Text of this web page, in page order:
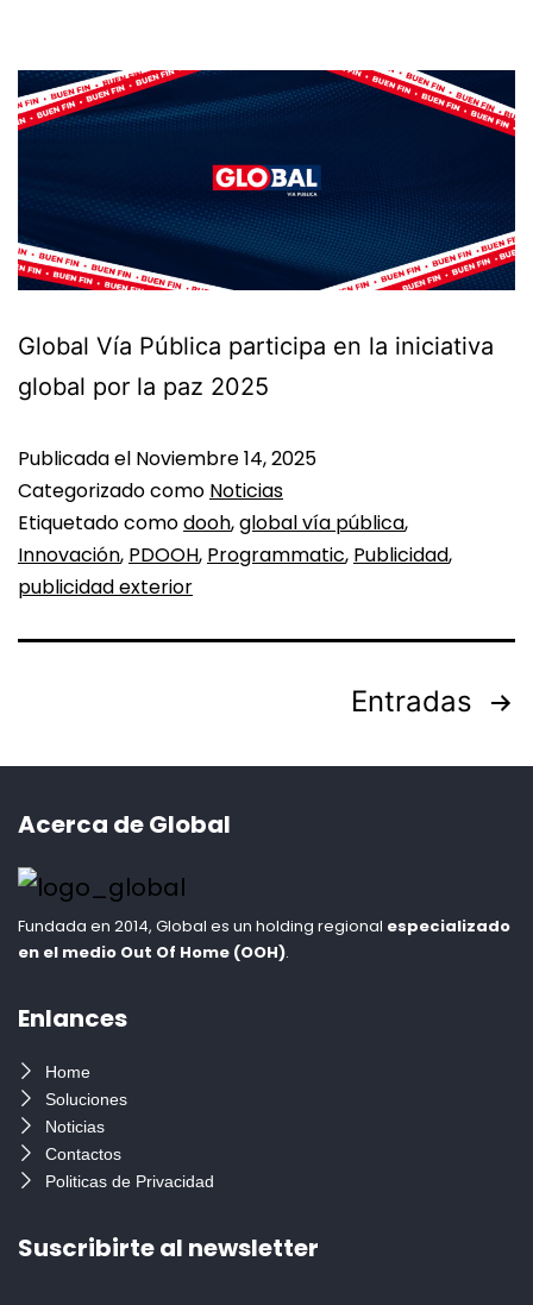
Global Vía Pública participa en la iniciativa
global por la paz 2025
Publicada el Noviembre 14, 2025
Categorizado como Noticias
Etiquetado comodooh,global vía pública,
Innovación, PDOOH, Programmatic, Publicidad,
publicidad exterior
Entradas
Acerca de Global
Fundada en 2014, Global es un holding regional especializado
en el medio Out Of Home (OOH).
Enlances
Home
Soluciones
Noticias
Contactos
Politicas de Privacidad
Suscribirte al newsletter